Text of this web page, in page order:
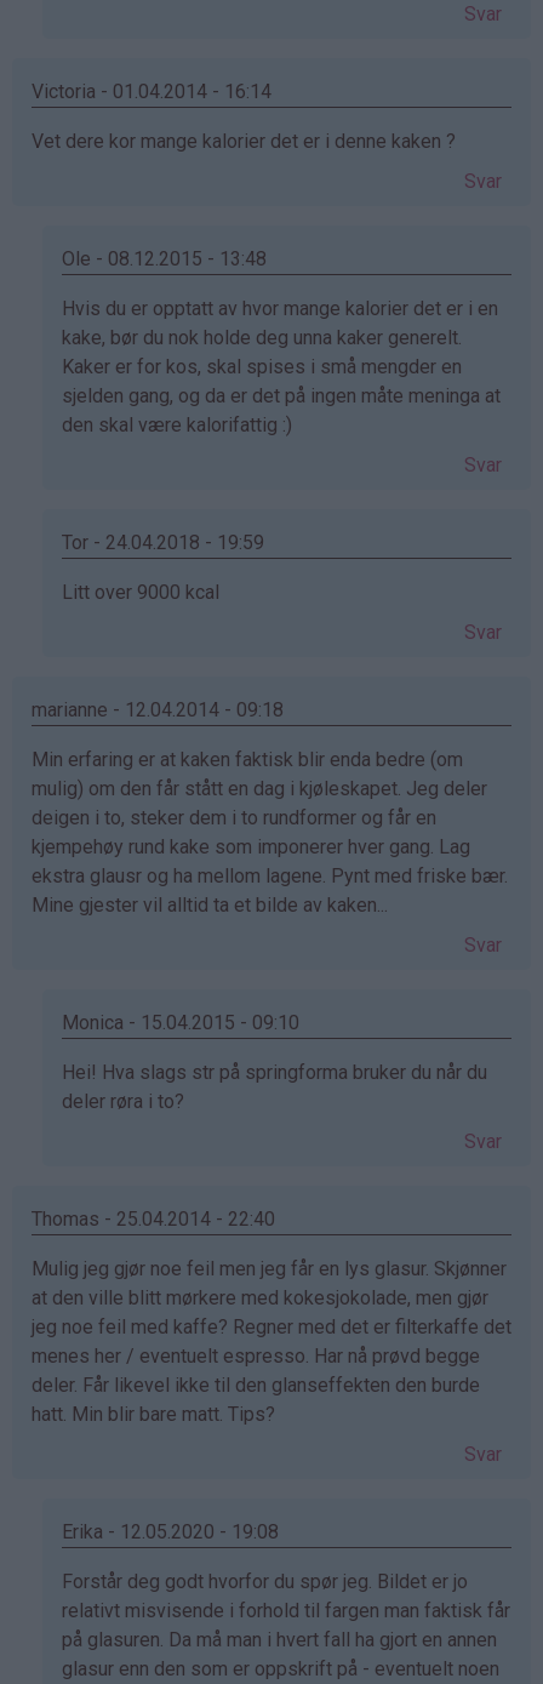
bekreftet)
Svar
Victoria - 01.04.2014 - 16:14
Vet dere kor mange kalorier det er i denne kaken ?
Svar
Ole - 08.12.2015 - 13:48
Som
svar
på
av
Victoria
Hvis du er opptatt av hvor mange kalorier det er i en
kake, bør du nok holde deg unna kaker generelt.
Kaker er for kos, skal spises i små mengder en
sjelden gang, og da er det på ingen måte meninga at
den skal være kalorifattig :)
Svar
Tor - 24.04.2018 - 19:59
Som
Victoria
bekreftet)
Litt over 9000 kcal
Svar
marianne - 12.04.2014 - 09:18
Min erfaring er at kaken faktisk blir enda bedre (om
mulig) om den får stått en dag i kjøleskapet. Jeg deler
deigen i to, steker dem i to rundformer og får en
kjempehøy rund kake som imponerer hver gang. Lag
ekstra glausr og ha mellom lagene. Pynt med friske bær.
Mine gjester vil alltid ta et bilde av kaken...
Svar
Monica - 15.04.2015 - 09:10
Som
svar
(ikke
Hei! Hva slags str på springforma bruker du når du
deler røra i to?
Svar
Thomas - 25.04.2014 - 22:40
Mulig jeg gjør noe feil men jeg får en lys glasur. Skjønner
at den ville blitt mørkere med kokesjokolade, men gjør
jeg noe feil med kaffe? Regner med det er filterkaffe det
menes her / eventuelt espresso. Har nå prøvd begge
deler. Får likevel ikke til den glanseffekten den burde
hatt. Min blir bare matt. Tips?
Svar
Erika - 12.05.2020 - 19:08
Som
svar
på
av
Forstår deg godt hvorfor du spør jeg. Bildet er jo
relativt misvisende i forhold til fargen man faktisk får
på glasuren. Da må man i hvert fall ha gjort en annen
glasur enn den som er oppskrift på - eventuelt noen